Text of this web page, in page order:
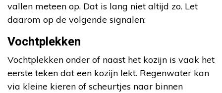
vallen meteen op. Dat is lang niet altijd zo. Let
daarom op de volgende signalen:
Vochtplekken
Vochtplekken onder of naast het kozijn is vaak het
eerste teken dat een kozijn lekt. Regenwater kan
via kleine kieren of scheurtjes naar binnen